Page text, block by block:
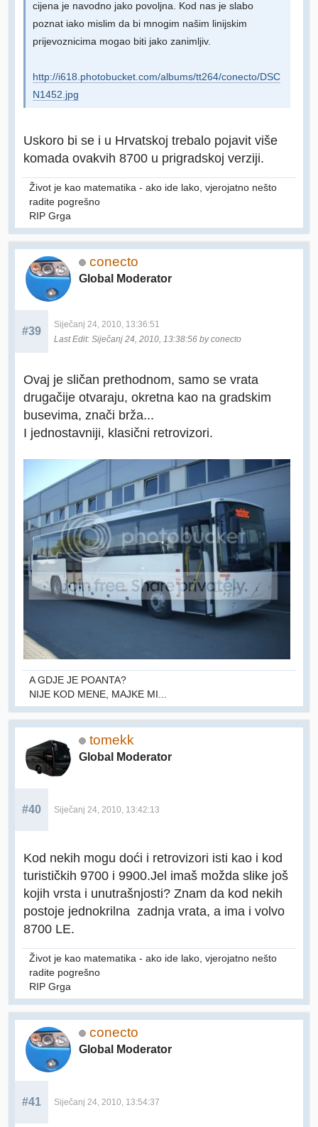
cijena je navodno jako povoljna. Kod nas je slabo
poznat iako mislim da bi mnogim našim linijskim
prijevoznicima mogao biti jako zanimljiv.
http://i618.photobucket.com/albums/tt264/conecto/DSC
N1452.jpg
Uskoro bi se i u Hrvatskoj trebalo pojavit više
komada ovakvih 8700 u prigradskoj verziji.
Život je kao matematika - ako ide lako, vjerojatno nešto
radite pogrešno
RIP Grga
conecto
Global Moderator
#39
Siječanj 24, 2010, 13:36:51
Last Edit: Siječanj 24, 2010, 13:38:56 by conecto
Ovaj je sličan prethodnom, samo se vrata
drugačije otvaraju, okretna kao na gradskim
busevima, znači brža...
I jednostavniji, klasični retrovizori.
A GDJE JE POANTA?
NIJE KOD MENE, MAJKE MI...
tomekk
Global Moderator
#40 Siječanj 24, 2010, 13:42:13
Kod nekih mogu doći i retrovizori isti kao i kod
turističkih 9700 i 9900.Jel imaš možda slike još
kojih vrsta i unutrašnjosti? Znam da kod nekih
postoje jednokrilna zadnja vrata, a ima i volvo
8700 LE.
Život je kao matematika - ako ide lako, vjerojatno nešto
radite pogrešno
RIP Grga
conecto
Global Moderator
#41 Siječanj 24, 2010, 13:54:37